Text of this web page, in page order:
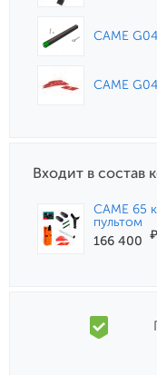
CAME
CAME
Входит в состав
CAME 65
пультом
166 400 ₽